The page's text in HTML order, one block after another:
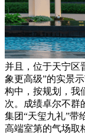
并且，位于天宁区
象更高级”的实景
构中，按规划，我
次。成绩卓尔不群
集团“天玺九礼”带
高端室第的气场取